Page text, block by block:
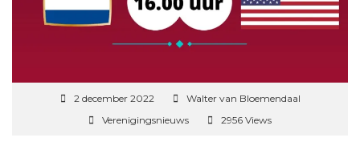
2 december 2022
Walter van Bloemendaal
Verenigingsnieuws
2956 Views